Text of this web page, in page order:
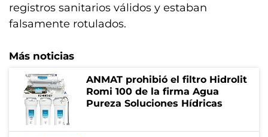
registros sanitarios válidos y estaban
falsamente rotulados.
Más noticias
ANMAT prohibió el filtro Hidrolit
Romi 100 de la firma Agua
Pureza Soluciones Hídricas